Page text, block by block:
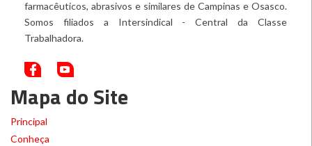
farmacêuticos, abrasivos e similares de Campinas e Osasco.
Somos filiados a Intersindical - Central da Classe
Trabalhadora.
Mapa do Site
Principal
Conheça